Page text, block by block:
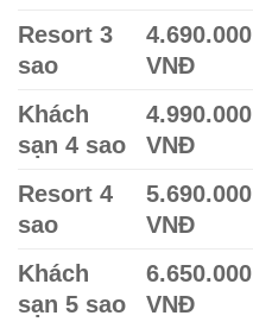
Resort 3
sao
4.690.000
VNĐ
Khách
sạn 4 sao
4.990.000
VNĐ
Resort 4
sao
5.690.000
VNĐ
Khách
sạn 5 sao
6.650.000
VNĐ